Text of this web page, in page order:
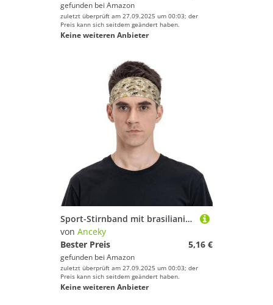
gefunden bei Amazon
zuletzt überprüft am 27.09.2025 um 00:03; der
Preis kann sich seitdem geändert haben.
Keine weiteren Anbieter
Sport-Stirnband mit brasilianischer Vintage-Flagge für Männer und Frauen, elastisch, Workout-Schweißbänder zum Laufen, Yoga, Fitnessstudio, Stil 3
von Anceky
Bester Preis
5,16 €
gefunden bei Amazon
zuletzt überprüft am 27.09.2025 um 00:03; der
Preis kann sich seitdem geändert haben.
Keine weiteren Anbieter